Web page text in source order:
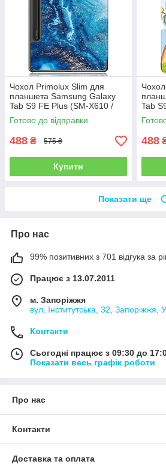
Чохол Primolux Slim для
планшета Samsung Galaxy
Tab S9 FE Plus (SM-X610 /
SM-X616) 12.4" - Ocean
Готово до відправки
488 ₴ 575 ₴
Купити
Tab
SM-
488
Показати ще
Про нас
99% позитивних з 701 відгука за
Працює з 13.07.2011
м. Запоріжжя
вул. Інститутська, 32, Запоріжжя,
Контакти
Сьогодні працює з 09:30 до
Показати весь графік роботи
Про нас
Контакти
Доставка та оплата